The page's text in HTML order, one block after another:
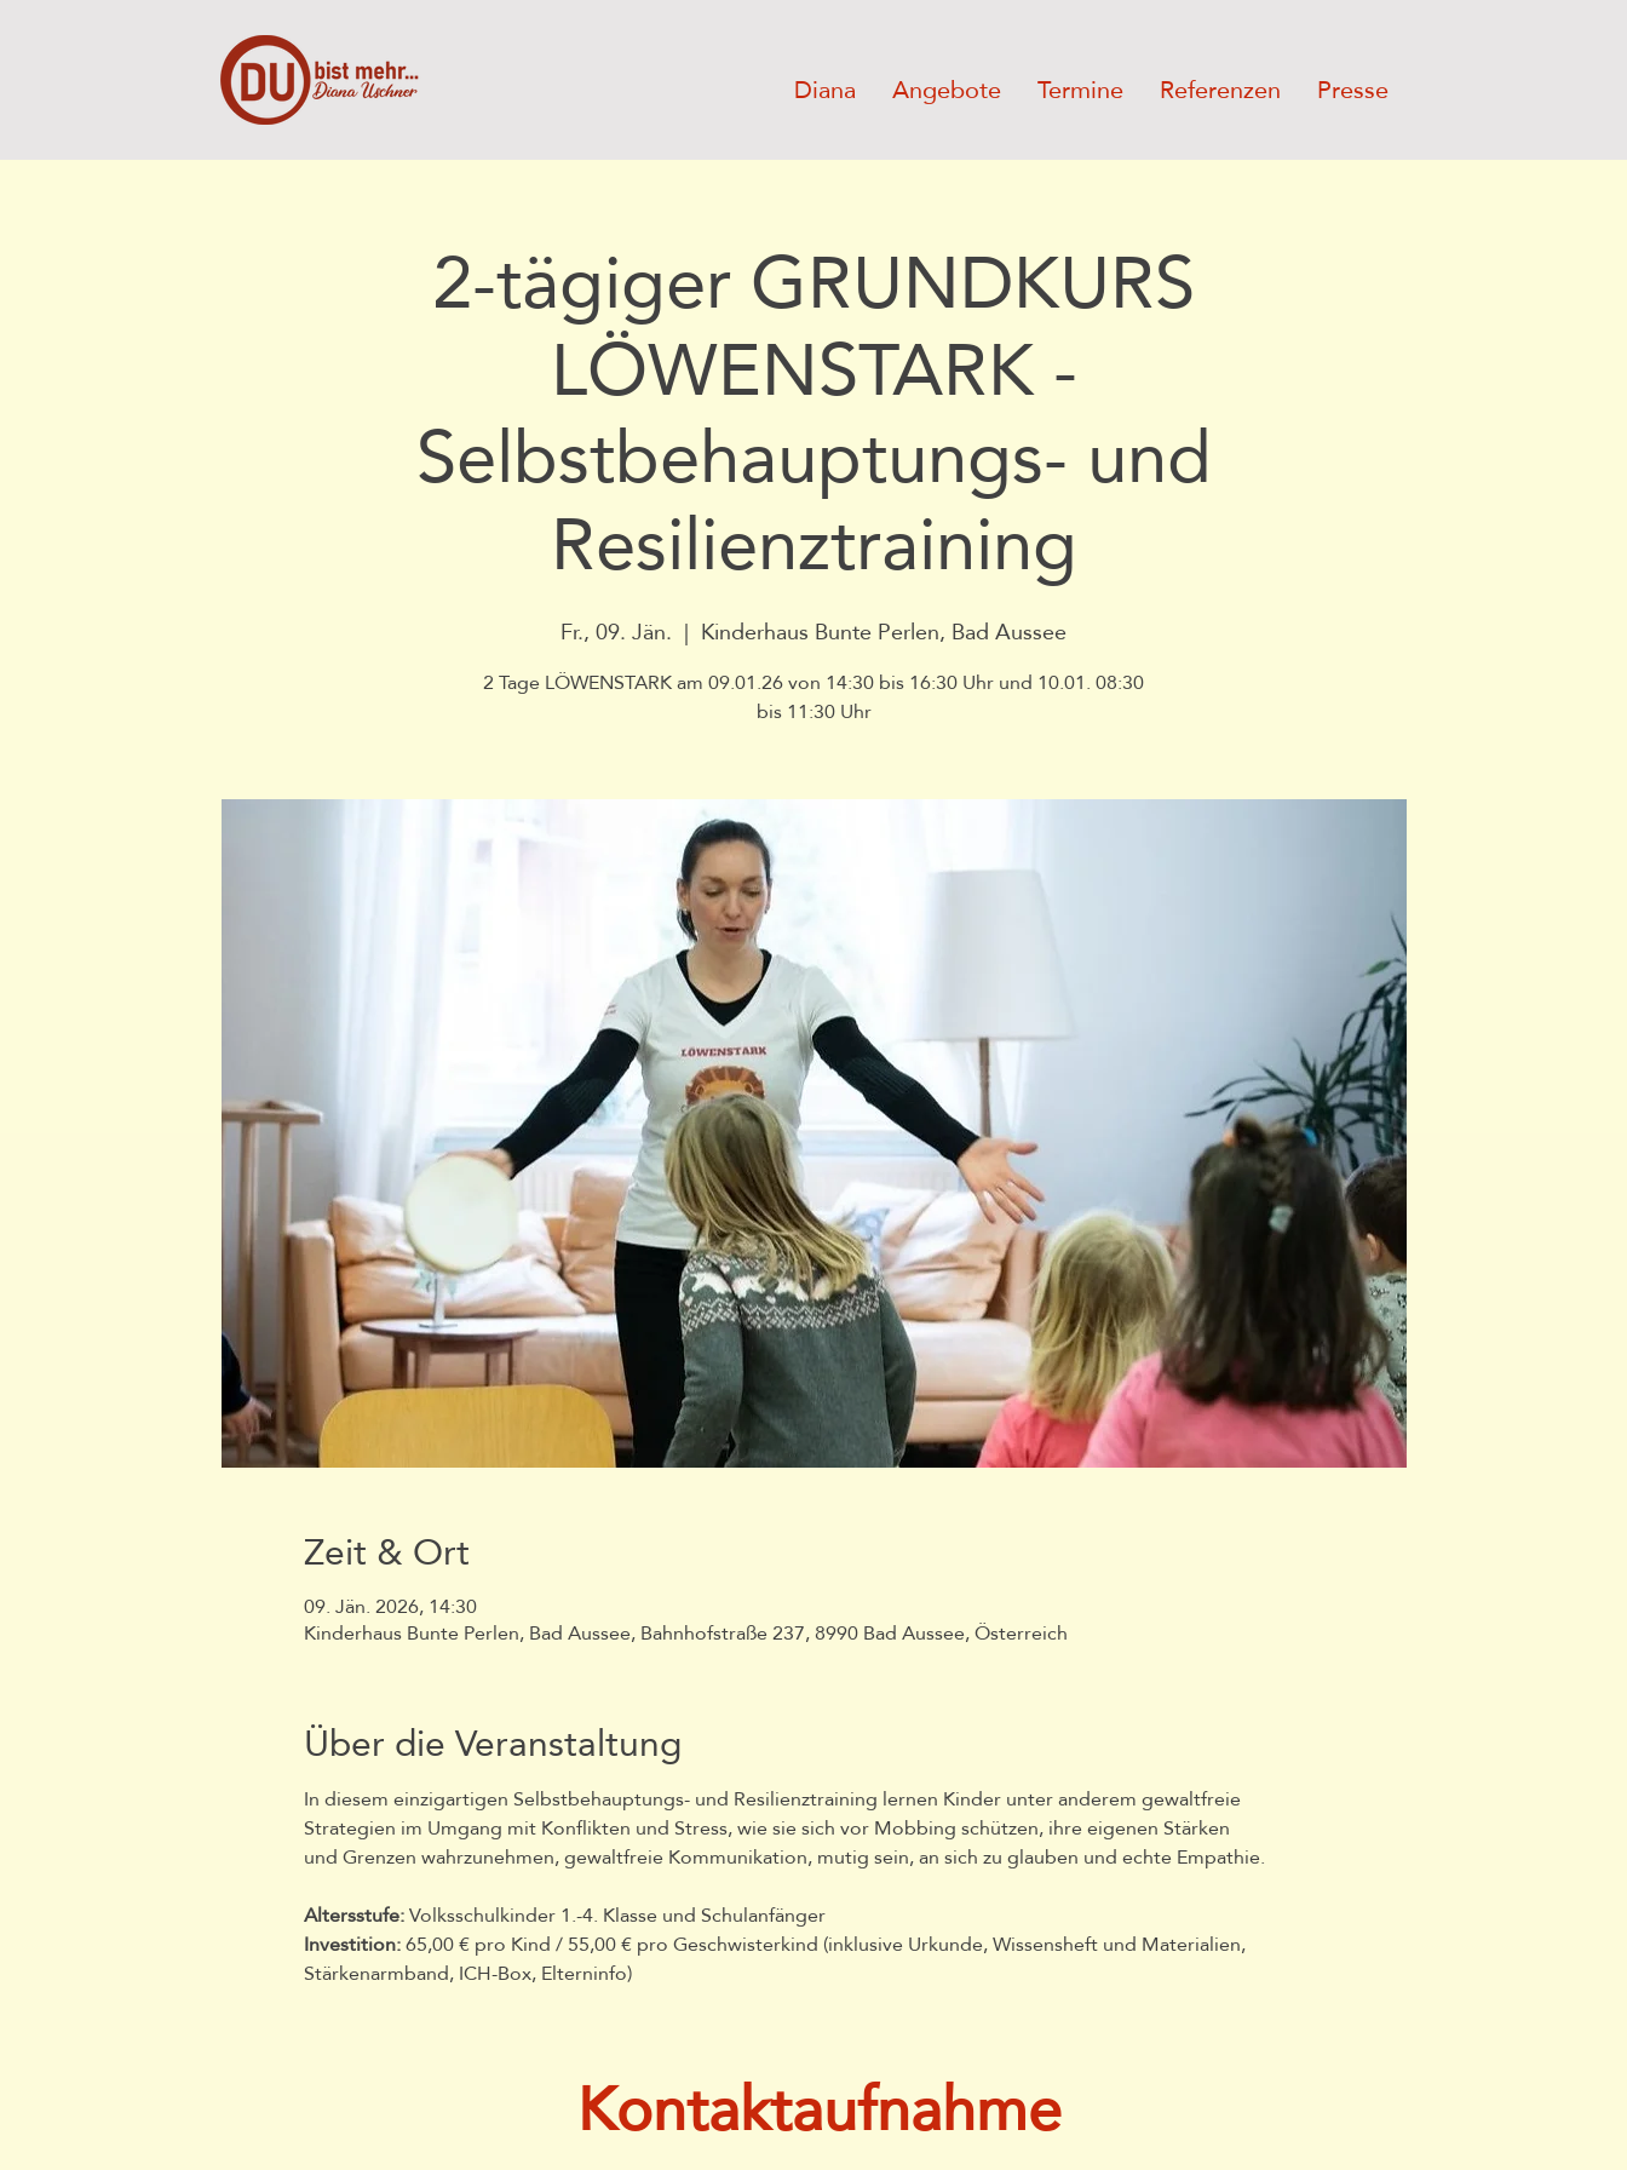
Diana Angebote Termine Referenzen Presse
2-tägiger GRUNDKURS
LÖWENSTARK -
Selbstbehauptungs- und
Resilienztraining
Fr., 09. Jän.
  |
Kinderhaus Bunte Perlen, Bad Aussee
2 Tage LÖWENSTARK am 09.01.26 von 14:30 bis 16:30 Uhr und 10.01. 08:30
bis 11:30 Uhr
Zeit & Ort
09. Jän. 2026, 14:30
Kinderhaus Bunte Perlen, Bad Aussee, Bahnhofstraße 237, 8990 Bad Aussee, Österreich
Über die Veranstaltung
In diesem einzigartigen Selbstbehauptungs- und Resilienztraining lernen Kinder unter anderem gewaltfreie
Strategien im Umgang mit Konflikten und Stress, wie sie sich vor Mobbing schützen, ihre eigenen Stärken
und Grenzen wahrzunehmen, gewaltfreie Kommunikation, mutig sein, an sich zu glauben und echte Empathie.
Altersstufe: Volksschulkinder 1.-4. Klasse und Schulanfänger
Investition: 65,00 € pro Kind / 55,00 € pro Geschwisterkind (inklusive Urkunde, Wissensheft und Materialien,
Stärkenarmband, ICH-Box, Elterninfo)
Kontaktaufnahme